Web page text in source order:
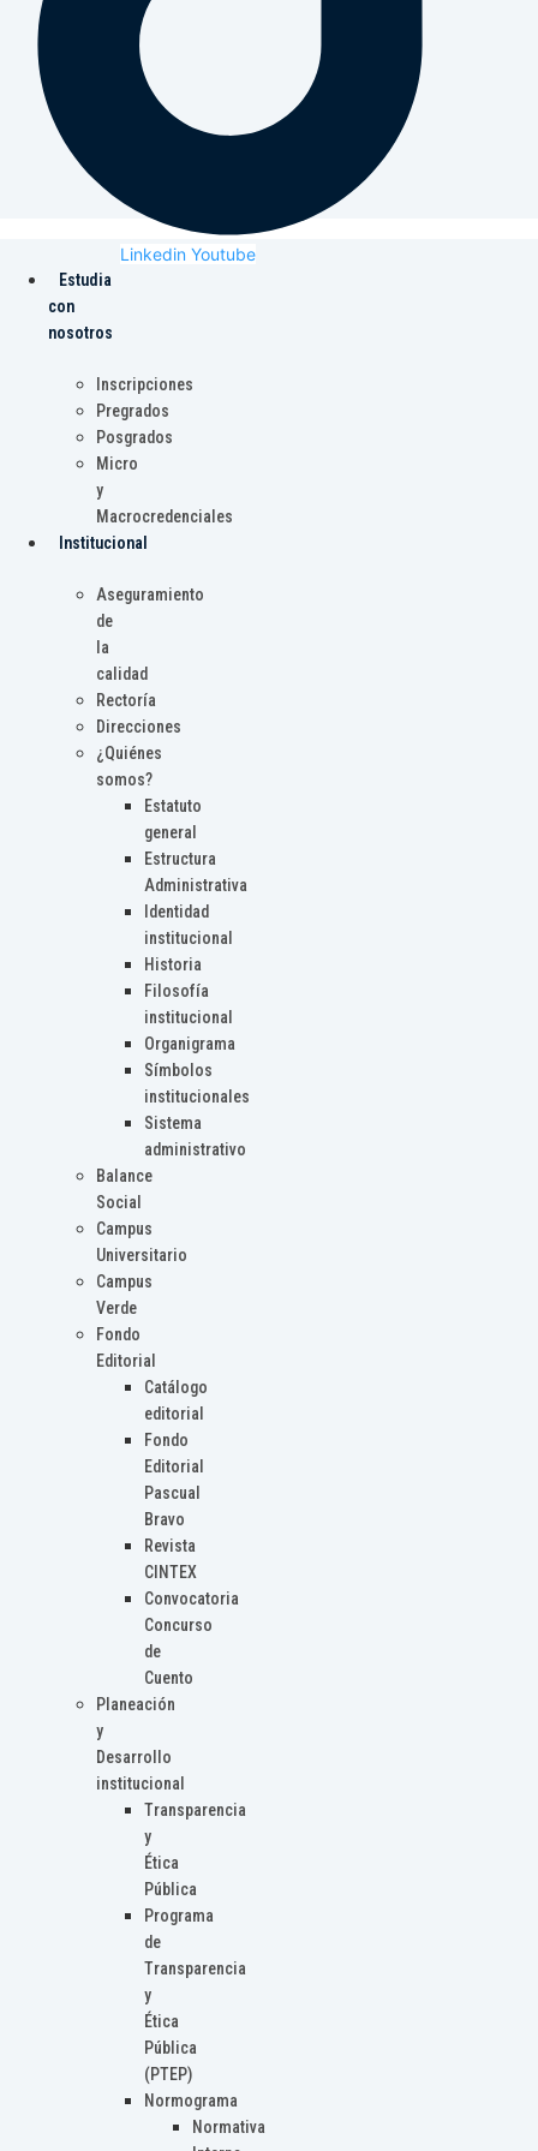
Linkedin Youtube
Estudia
con
nosotros
Inscripciones
Pregrados
Posgrados
Micro
y
Macrocredenciales
Institucional
Aseguramiento
de
la
calidad
Rectoría
Direcciones
¿Quiénes
somos?
Estatuto
general
Estructura
Administrativa
Identidad
institucional
Historia
Filosofía
institucional
Organigrama
Símbolos
institucionales
Sistema
administrativo
Balance
Social
Campus
Universitario
Campus
Verde
Fondo
Editorial
Catálogo
editorial
Fondo
Editorial
Pascual
Bravo
Revista
CINTEX
Convocatoria
Concurso
de
Cuento
Planeación
y
Desarrollo
institucional
Transparencia
y
Ética
Pública
Programa
de
Transparencia
y
Ética
Pública
(PTEP)
Normograma
Normativa